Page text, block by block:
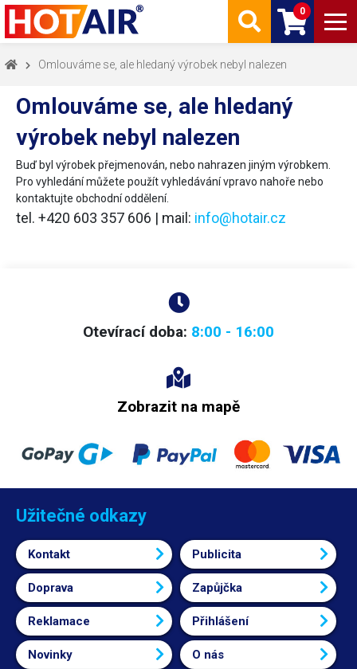
0
Omlouváme se, ale hledaný výrobek nebyl nalezen
Omlouváme se, ale hledaný
výrobek nebyl nalezen
Buď byl výrobek přejmenován, nebo nahrazen jiným výrobkem.
Pro vyhledání můžete použít vyhledávání vpravo nahoře nebo
kontaktujte obchodní oddělení.
tel. +420 603 357 606 | mail: info@hotair.cz
Otevírací doba: 8:00 - 16:00
Zobrazit na mapě
Užitečné odkazy
Kontakt Publicita
Doprava Zapůjčka
Reklamace Přihlášení
Novinky O nás